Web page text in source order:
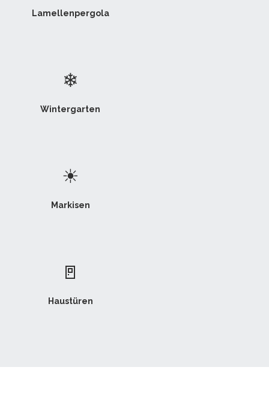
Lamellenpergola
❄
Wintergarten
☀
Markisen
🚪
Haustüren